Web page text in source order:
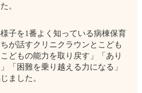
。
子を1番よく知っている病棟保育
が話すクリニクラウンとこども
どもの能力を取り戻す」「あり
「困難を乗り越える力になる」
ました。